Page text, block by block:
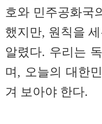
호와 민주공화국
했지만, 원칙을
알렸다. 우리는
며, 오늘의 대한
겨 보아야 한다.